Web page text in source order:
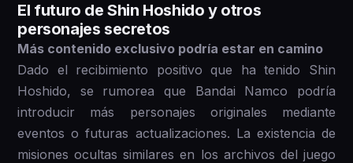
El futuro de Shin Hoshido y otros
personajes secretos
Más contenido exclusivo podría estar en camino
Dado el recibimiento positivo que ha tenido Shin
Hoshido, se rumorea que Bandai Namco podría
introducir más personajes originales mediante
eventos o futuras actualizaciones. La existencia de
misiones ocultas similares en los archivos del juego